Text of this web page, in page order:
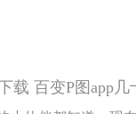
载 百变P图app